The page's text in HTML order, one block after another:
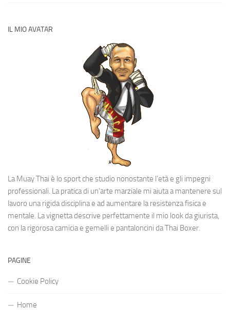
IL MIO AVATAR
La Muay Thai è lo sport che studio nonostante l’età e gli impegni
professionali. La pratica di un’arte marziale mi aiuta a mantenere sul
lavoro una rigida disciplina e ad aumentare la resistenza fisica e
mentale. La vignetta descrive perfettamente il mio look da giurista,
con la rigorosa camicia e gemelli e pantaloncini da Thai Boxer.
PAGINE
Cookie Policy
Home